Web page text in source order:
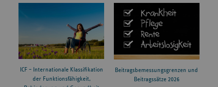
ICF – Internationale Klassifikation
der Funktionsfähigkeit,
Beitragsbemessungsgrenzen und
Beitragssätze 2026